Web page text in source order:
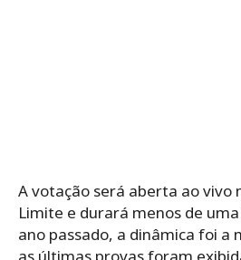
A votação será aberta ao vivo
Limite e durará menos de
ano passado, a dinâmica foi a